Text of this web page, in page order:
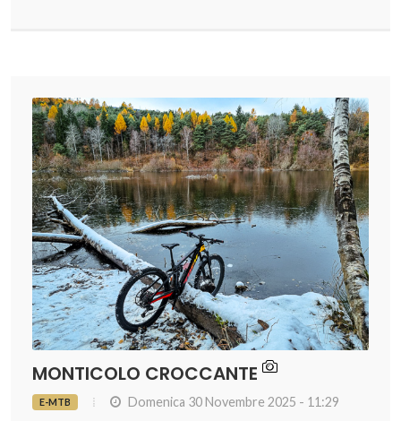
MONTICOLO CROCCANTE
E-MTB
Domenica 30 Novembre 2025 - 11:29